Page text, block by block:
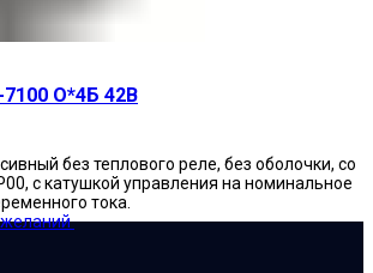
О*4Б 42В
без теплового реле, без оболочки, со
с катушкой управления на номинальное
тока.